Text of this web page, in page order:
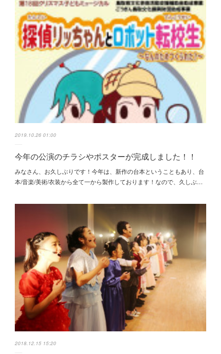
2019.10.26 01:00
今年の公演のチラシやポスターが完成しました！！
みなさん、お久しぶりです！今年は、新作の台本ということもあり、台
本/音楽/美術/衣装から全て一から製作しております！なので、久しぶ…
2018.12.15 15:20